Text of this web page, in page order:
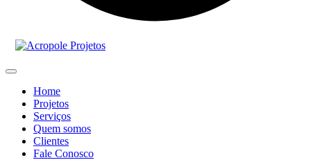
Home
Projetos
Serviços
Quem somos
Clientes
Fale Conosco